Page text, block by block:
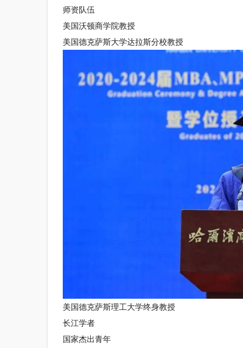
师资队伍
美国沃顿商学院教授
美国德克萨斯大学达拉斯分校教授
美国德克萨斯理工大学终身教授
长江学者
国家杰出青年